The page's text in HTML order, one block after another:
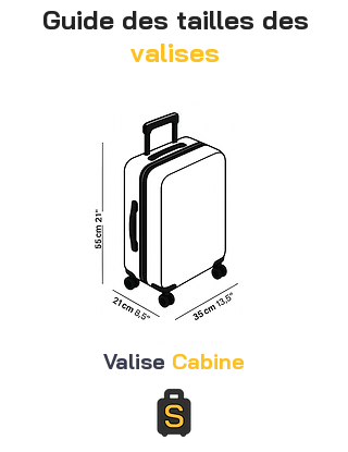
Guide des tailles des
valises
Valise Cabine